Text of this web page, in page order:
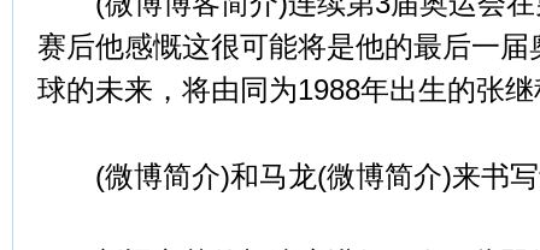
赛后他感慨这很可能将是他的最后一
球的未来，将由同为1988年出生的张
(微博简介)和马龙(微博简介)来书写